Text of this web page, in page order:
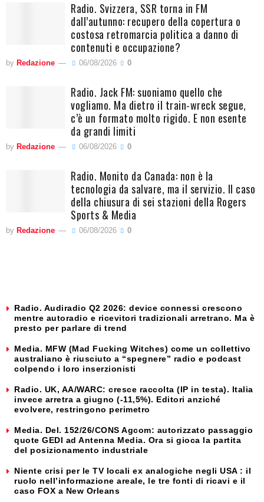
Radio. Svizzera, SSR torna in FM
dall’autunno: recupero della copertura o
costosa retromarcia politica a danno di
contenuti e occupazione?
by Redazione 06/08/2026 0
Radio. Jack FM: suoniamo quello che
vogliamo. Ma dietro il train-wreck segue,
c’è un formato molto rigido. E non esente
da grandi limiti
by Redazione 06/08/2026 0
Radio. Monito da Canada: non è la
tecnologia da salvare, ma il servizio. Il caso
della chiusura di sei stazioni della Rogers
Sports & Media
by Redazione 06/08/2026 0
Radio. Audiradio Q2 2026: device connessi crescono
mentre autoradio e ricevitori tradizionali arretrano. Ma è
presto per parlare di trend
Media. MFW (Mad Fucking Witches) come un collettivo
australiano è riusciuto a “spegnere” radio e podcast
colpendo i loro inserzionisti
Radio. UK, AA/WARC: cresce raccolta (IP in testa). Italia
invece arretra a giugno (-11,5%). Editori anziché
evolvere, restringono perimetro
Media. Del. 152/26/CONS Agcom: autorizzato passaggio
quote GEDI ad Antenna Media. Ora si gioca la partita
del posizionamento industriale
Niente crisi per le TV locali ex analogiche negli USA : il
ruolo nell’informazione areale, le tre fonti di ricavi e il
caso FOX a New Orleans